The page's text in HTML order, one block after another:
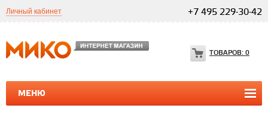
Личный кабинет +7 495 229-30-42
МЕНЮ
ТОВАРОВ: 0
ПРОГРАММЫ 1С 1С